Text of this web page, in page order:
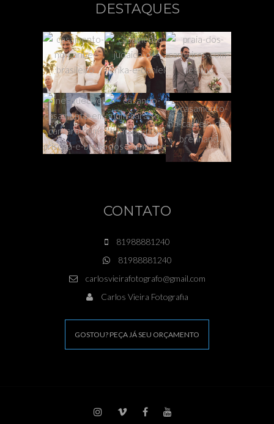
DESTAQUES
CONTATO
81988881240
81988881240
carlosvieirafotografo@gmail.com
Carlos Vieira Fotografia
GOSTOU? PEÇA JÁ SEU ORÇAMENTO